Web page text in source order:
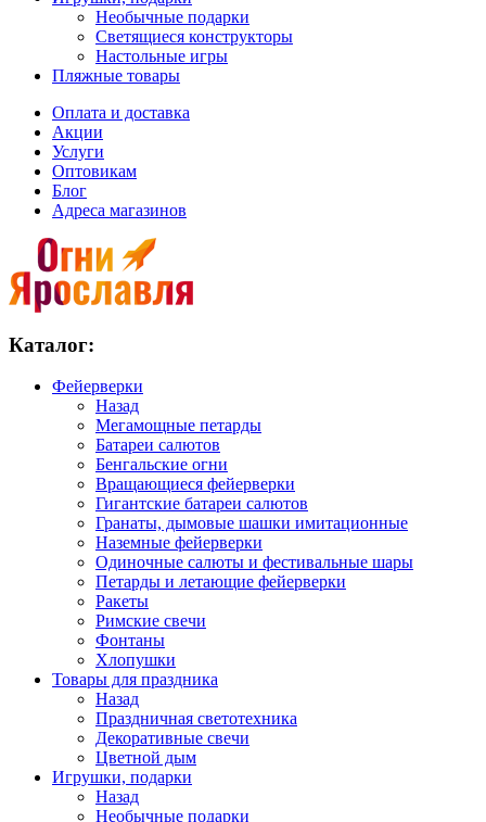
Необычные подарки
Светящиеся конструкторы
Настольные игры
Пляжные товары
Оплата и доставка
Акции
Услуги
Оптовикам
Блог
Адреса магазинов
Каталог:
Фейерверки
Назад
Мегамощные петарды
Батареи салютов
Бенгальские огни
Вращающиеся фейерверки
Гигантские батареи салютов
Гранаты, дымовые шашки имитационные
Наземные фейерверки
Одиночные салюты и фестивальные шары
Петарды и летающие фейерверки
Ракеты
Римские свечи
Фонтаны
Хлопушки
Товары для праздника
Назад
Праздничная светотехника
Декоративные свечи
Цветной дым
Игрушки, подарки
Назад
Необычные подарки